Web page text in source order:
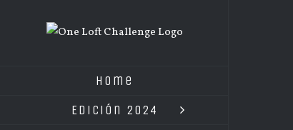
Home
Edición 2024